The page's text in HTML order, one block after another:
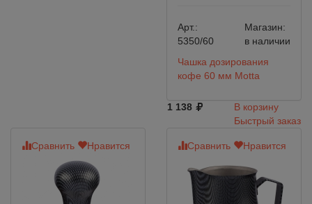
Арт.:
5350/60
Магазин:
в наличии
Чашка дозирования
кофе 60 мм Motta
1 138
В корзину
Быстрый заказ
Сравнить Нравится Сравнить Нравится